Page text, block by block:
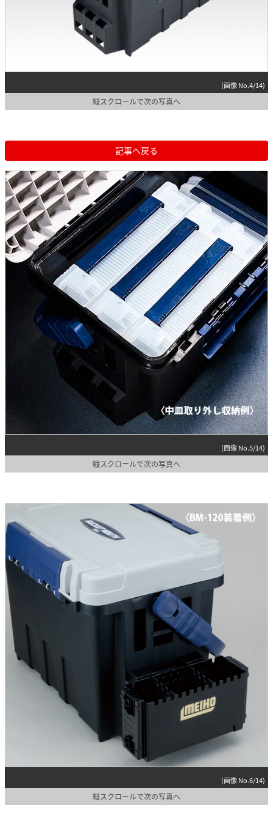
(画像 No.4/14)
縦スクロールで次の写真へ
記事へ戻る
(画像 No.5/14)
縦スクロールで次の写真へ
(画像 No.6/14)
縦スクロールで次の写真へ